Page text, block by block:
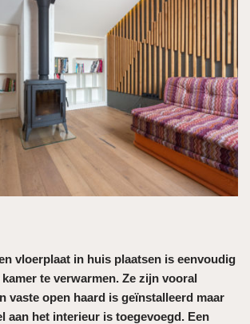
vloerplaat in huis plaatsen is eenvoudig
te verwarmen. Ze zijn vooral
vaste open haard is geïnstalleerd maar
aan het interieur is toegevoegd. Een